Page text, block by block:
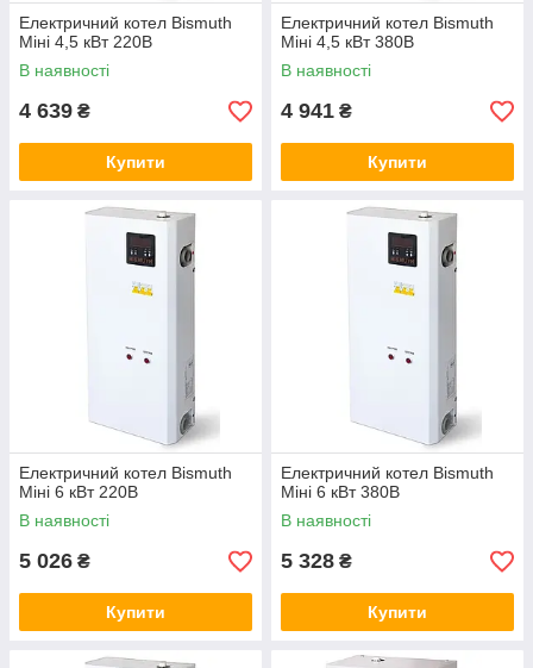
Електричний котел Bismuth
Міні 4,5 кВт 220В
В наявності
4 639 ₴
Купити
Електричний котел Bismuth
Міні 4,5 кВт 380В
В наявності
4 941 ₴
Купити
Електричний котел Bismuth
Міні 6 кВт 220В
В наявності
5 026 ₴
Купити
Електричний котел Bismuth
Міні 6 кВт 380В
В наявності
5 328 ₴
Купити